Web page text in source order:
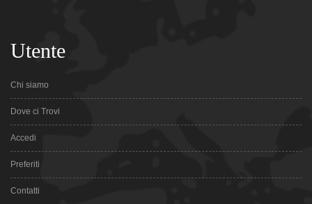
Utente
Chi siamo
Dove ci Trovi
Accedi
Preferiti
Contatti